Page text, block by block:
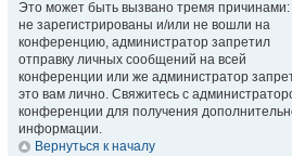
Это может быть вызвано тремя причинами:
не зарегистрированы и/или не вошли на
конференцию, администратор запретил
отправку личных сообщений на всей
конференции или же администратор
это вам лично. Свяжитесь с
конференции для получения
информации.
Вернуться к началу